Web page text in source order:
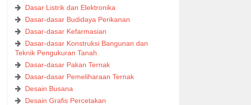
Dasar Listrik dan Elektronika
Dasar-dasar Budidaya Perikanan
Dasar-dasar Kefarmasian
Dasar-dasar Konstruksi Bangunan dan
Teknik Pengukuran Tanah
Dasar-dasar Pakan Ternak
Dasar-dasar Pemeliharaan Ternak
Desain Busana
Desain Grafis Percetakan